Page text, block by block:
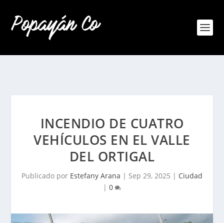
INCENDIO DE CUATRO
VEHÍCULOS EN EL VALLE
DEL ORTIGAL
Publicado por Estefany Arana | Sep 29, 2025 | Ciudad
| 0